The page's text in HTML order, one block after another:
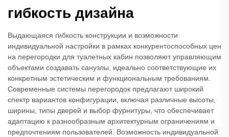
гибкость дизайна
Выдающаяся гибкость конструкции и возможности
индивидуальной настройки в рамках конкурентоспособных цен
на перегородки для туалетных кабин позволяют управляющим
объектами создавать санузлы, идеально соответствующие их
конкретным эстетическим и функциональным требованиям.
Современные системы перегородок предлагают широкий
спектр вариантов конфигурации, включая различные высоты,
ширины, типы дверей и выбор фурнитуры, что обеспечивает
адаптацию к разнообразным архитектурным ограничениям и
предпочтениям пользователей. Возможность индивидуальной